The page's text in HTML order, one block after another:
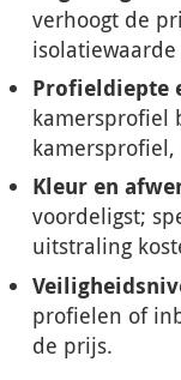
verhoogt de
Profieldiepte
kamersprofiel
Kleur en
voordeligst;
uitstraling
profielen of
de prijs.